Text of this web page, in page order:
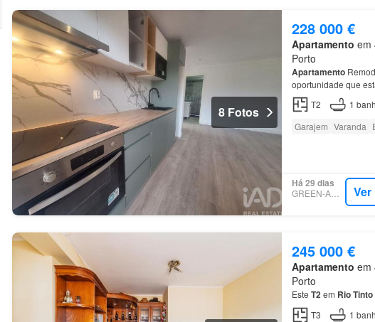
8 Fotos
228 000 €
Apartamento em
Porto
Apartamento
oportunidade que
Situado no 2º
T2 1
Garajem Varanda
Há 29 dias
GREEN-ACRES
245 000 €
Apartamento em
Porto
Este T2em RioTinto
T3
1